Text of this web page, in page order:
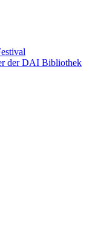
der DAI Bibliothek